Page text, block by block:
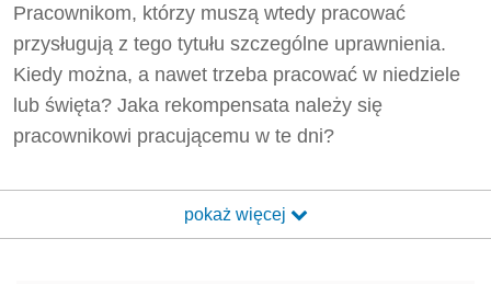
Pracownikom, którzy muszą wtedy pracować
przysługują z tego tytułu szczególne uprawnienia.
Kiedy można, a nawet trzeba pracować w niedziele
lub święta? Jaka rekompensata należy się
pracownikowi pracującemu w te dni?
pokaż więcej